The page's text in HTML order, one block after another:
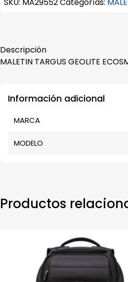
Descripción
MALETIN TARGUS GEOLITE
Información adicional
MARCA
MODELO
Productos